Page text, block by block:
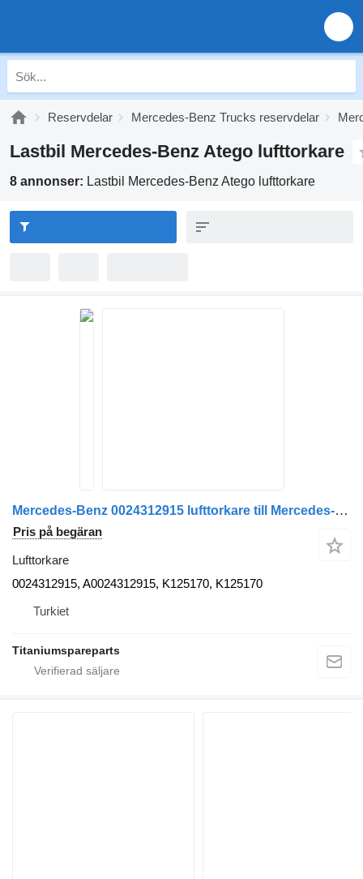
Reservdelar Mercedes-Benz Trucks reservdelar
Lastbil Mercedes-Benz Atego lufttorkare
8 annonser: Lastbil Mercedes-Benz Atego lufttorkare
Mercedes-Benz 0024312915 lufttorkare till Mercedes-Benz AXOR, ATEGO lastbil
Pris på begäran
Lufttorkare
0024312915, A0024312915, K125170, K125170
Turkiet
Titaniumspareparts